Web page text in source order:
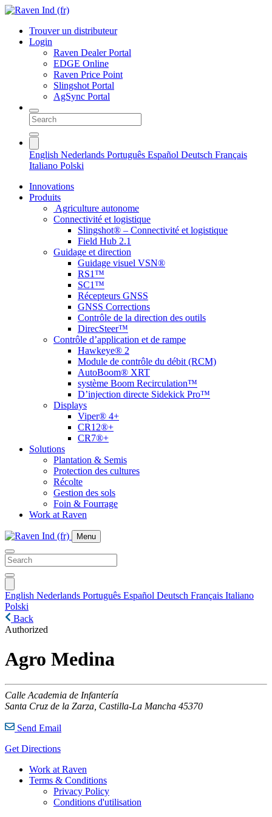
Trouver un distributeur
Login
Raven Dealer Portal
EDGE Online
Raven Price Point
Slingshot Portal
AgSync Portal
English Nederlands Português Español Deutsch Français
Italiano Polski
Innovations
Produits
Agriculture autonome
Connectivité et logistique
Slingshot® – Connectivité et logistique
Field Hub 2.1
Guidage et direction
Guidage visuel VSN®
RS1™
SC1™
Récepteurs GNSS
GNSS Corrections
Contrôle de la direction des outils
DirecSteer™
Contrôle d’application et de rampe
Hawkeye® 2
Module de contrôle du débit (RCM)
AutoBoom® XRT
système Boom Recirculation™
D’injection directe Sidekick Pro™
Displays
Viper® 4+
CR12®+
CR7®+
Solutions
Plantation & Semis
Protection des cultures
Récolte
Gestion des sols
Foin & Fourrage
Work at Raven
Menu
English Nederlands Português Español Deutsch Français Italiano
Polski
Back
Authorized
Agro Medina
Calle Academia de Infantería
Santa Cruz de la Zarza, Castilla-La Mancha 45370
Send Email
Get Directions
Work at Raven
Terms & Conditions
Privacy Policy
Conditions d'utilisation